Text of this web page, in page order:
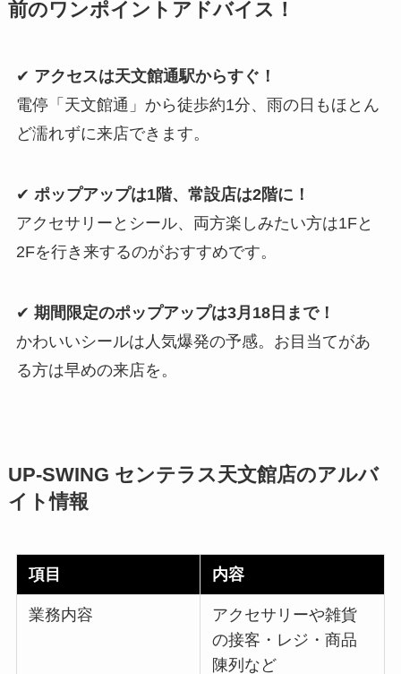
前のワンポイントアドバイス！
✔ アクセスは天文館通駅からすぐ！
電停「天文館通」から徒歩約1分、雨の日もほとん
ど濡れずに来店できます。
✔ ポップアップは1階、常設店は2階に！
アクセサリーとシール、両方楽しみたい方は1Fと
2Fを行き来するのがおすすめです。
✔ 期間限定のポップアップは3月18日まで！
かわいいシールは人気爆発の予感。お目当てがあ
る方は早めの来店を。
UP‑SWING センテラス天文館店のアルバ
イト情報
項目 内容
業務内容
アクセサリーや雑貨
の接客・レジ・商品
陳列など